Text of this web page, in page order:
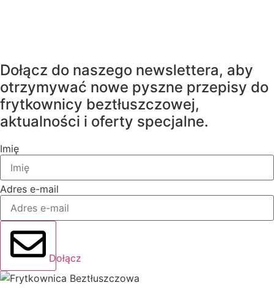
Dołącz do naszego newslettera, aby
otrzymywać nowe pyszne przepisy do
frytkownicy beztłuszczowej,
aktualności i oferty specjalne.
Imię
Adres e-mail
Dołącz